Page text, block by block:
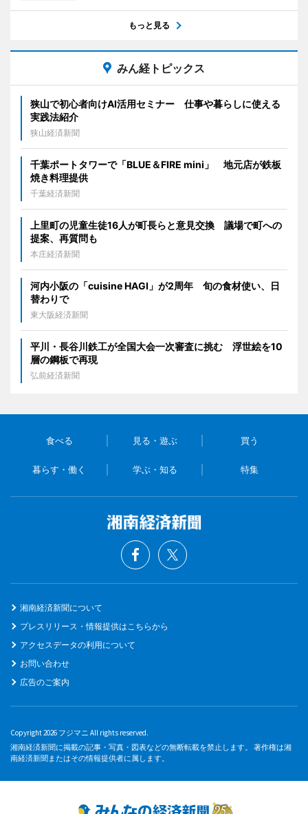
もっと見る
みん経トピックス
狭山で初心者向けAI活用セミナー 仕事や暮らしに使える
実践法紹介
狭山経済新聞
千葉ポートタワーで「BLUE＆FIRE mini」 地元店が鉄板
焼き料理提供
千葉経済新聞
上里町の児童生徒16人が町長らと意見交換 議場で町への
提案、再質問も
本庄経済新聞
河内小阪の「cuisine HAGI」が2周年 旬の食材使い、日
替わりで
東大阪経済新聞
平川・長谷川鉄工が全国大会一次審査に挑む 浮世絵を10
層の鋼板で再現
弘前経済新聞
食べる 見る・遊ぶ 買う
暮らす・働く 学ぶ・知る 特集
湘南経済新聞について
プレスリリース・情報提供はこちらから
アクセスデータの利用について
お問い合わせ
広告のご案内
Copyright 2026 フジマニ All rights reserved.
湘南経済新聞に掲載の記事・写真・図表などの無断転載を禁止します。 著作権は湘
南経済新聞またはその情報提供者に属します。